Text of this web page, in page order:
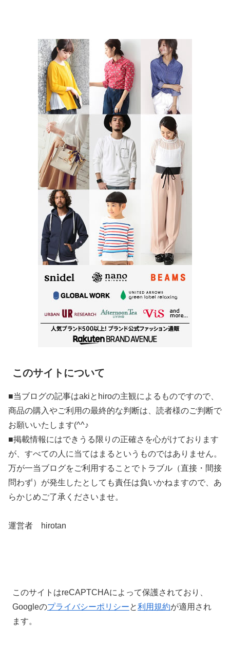
このサイトについて
■当ブログの記事はakiとhiroの主観によるものですので、
商品の購入やご利用の最終的な判断は、読者様のご判断で
お願いいたします(^^♪
■掲載情報にはできうる限りの正確さを心がけております
が、すべての人に当てはまるというものではありません。
万が一当ブログをご利用することでトラブル（直接・間接
問わず）が発生したとしても責任は負いかねますので、あ
らかじめご了承くださいませ。
運営者 hirotan
このサイトはreCAPTCHAによって保護されており、
Googleのプライバシーポリシーと利用規約が適用され
ます。